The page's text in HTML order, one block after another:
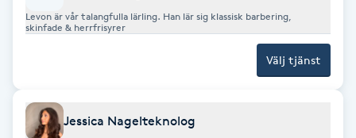
Kinesisk medicin
Klangmassage
Levon är vår talangfulla lärling. Han lär sig klassisk barbering,
skinfade & herrfrisyrer
Välj tjänst
Jessica Nagelteknolog